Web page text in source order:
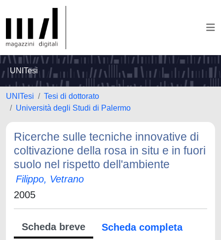
UNITesi
UNITesi
Tesi di dottorato
Università degli Studi di Palermo
Ricerche sulle tecniche innovative di
coltivazione della rosa in situ e in fuori
suolo nel rispetto dell'ambiente
Filippo, Vetrano
2005
Scheda breve
Scheda completa